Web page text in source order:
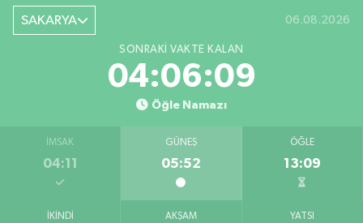
SAKARYA 06.08.2026
SONRAKI VAKTE KALAN
04:06:08
Öğle Namazı
İMSAK
04:11
GÜNEŞ
05:52
ÖĞLE
13:09
İKINDI AKŞAM YATSI